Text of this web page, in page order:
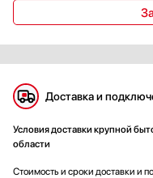
Доставка и
Условия доставки крупной
области
Стоимость и сроки доставки и